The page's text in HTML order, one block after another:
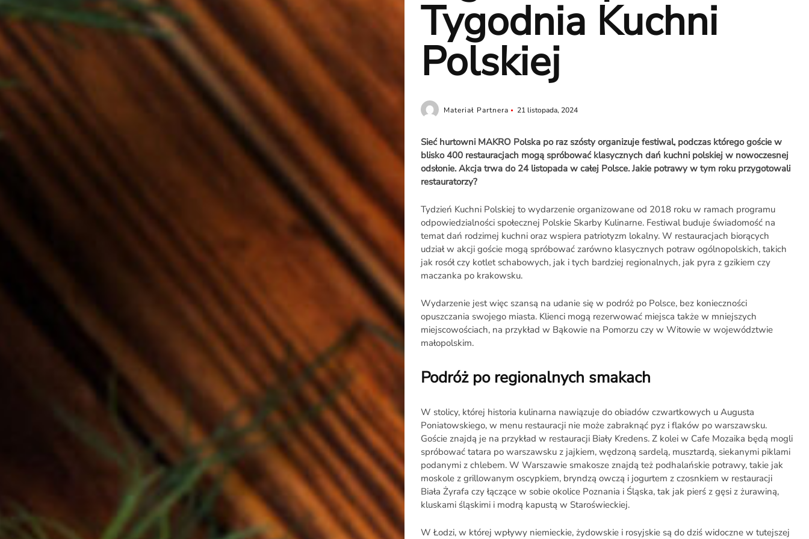
Tygodnia Kuchni
Polskiej
Materiał Partnera 21 listopada, 2024
Sieć hurtowni MAKRO Polska po raz szósty organizuje festiwal, podczas którego goście w
blisko 400 restauracjach mogą spróbować klasycznych dań kuchni polskiej w nowoczesnej
odsłonie. Akcja trwa do 24 listopada w całej Polsce. Jakie potrawy w tym roku przygotowali
restauratorzy?
Tydzień Kuchni Polskiej to wydarzenie organizowane od 2018 roku w ramach programu
odpowiedzialności społecznej Polskie Skarby Kulinarne. Festiwal buduje świadomość na
temat dań rodzimej kuchni oraz wspiera patriotyzm lokalny. W restauracjach biorących
udział w akcji goście mogą spróbować zarówno klasycznych potraw ogólnopolskich, takich
jak rosół czy kotlet schabowych, jak i tych bardziej regionalnych, jak pyra z gzikiem czy
maczanka po krakowsku.
Wydarzenie jest więc szansą na udanie się w podróż po Polsce, bez konieczności
opuszczania swojego miasta. Klienci mogą rezerwować miejsca także w mniejszych
miejscowościach, na przykład w Bąkowie na Pomorzu czy w Witowie w województwie
małopolskim.
Podróż po regionalnych smakach
W stolicy, której historia kulinarna nawiązuje do obiadów czwartkowych u Augusta
Poniatowskiego, w menu restauracji nie może zabraknąć pyz i flaków po warszawsku.
Goście znajdą je na przykład w restauracji Biały Kredens. Z kolei w Cafe Mozaika będą mogli
spróbować tatara po warszawsku z jajkiem, wędzoną sardelą, musztardą, siekanymi piklami
podanymi z chlebem. W Warszawie smakosze znajdą też podhalańskie potrawy, takie jak
moskole z grillowanym oscypkiem, bryndzą owczą i jogurtem z czosnkiem w restauracji
Biała Żyrafa czy łączące w sobie okolice Poznania i Śląska, tak jak pierś z gęsi z żurawiną,
kluskami śląskimi i modrą kapustą w Staroświeckiej.
W Łodzi, w której wpływy niemieckie, żydowskie i rosyjskie są do dziś widoczne w tutejszej